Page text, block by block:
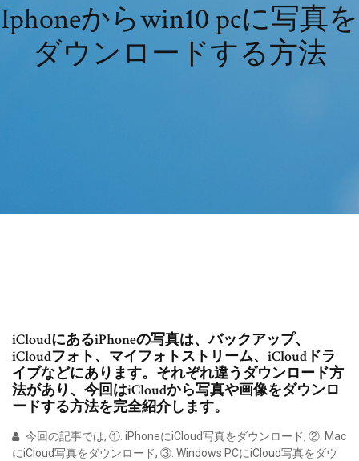
Iphoneからwin10 pcに写真を
ダウンロードする方法
iCloudにあるiPhoneの写真は、バックアップ、
iCloudフォト、マイフォトストリーム、iCloudドラ
イブなどにあります。それぞれ違うダウンロード方
法があり、今回はiCloudから写真や画像をダウンロ
ードする方法を完全紹介します。
今回の記事では, ①. iPhoneにiCloud写真をダウンロード, ②. Mac
にiCloud写真をダウンロード, ③. Windows PCにiCloud写真をダウ